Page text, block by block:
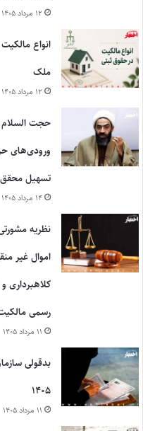
۱۲ مرداد ۱۴۰۵
ملک
۱۲ مرداد ۱۴۰۵
حجت السلام
ورودی‌های
تسهیل
۱۴ مرداد ۱۴۰۵
نظریه
اموال غیر
کلاهبرداری
رسمی
۱۱ مرداد ۱۴۰۵
بدقولی
۱۴۰۵
۱۱ مرداد ۱۴۰۵